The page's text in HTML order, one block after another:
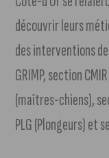
découvrir leurs
des interventions
GRIMP, section
(maîtres-chiens),
PLG (Plongeurs) et